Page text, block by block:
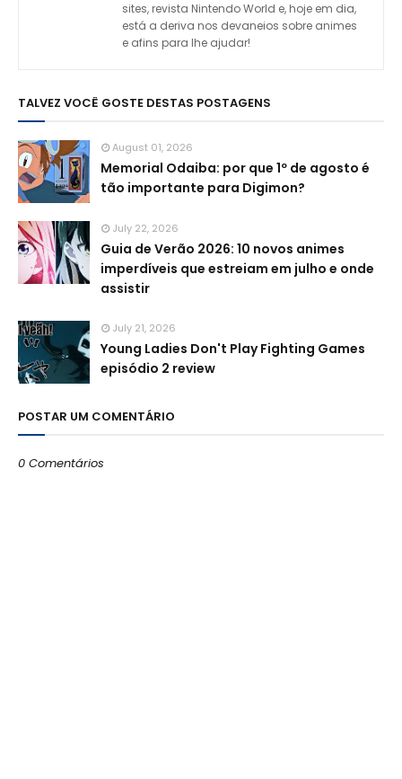
sites, revista Nintendo World e, hoje em dia,
está a deriva nos devaneios sobre animes
e afins para lhe ajudar!
TALVEZ VOCÊ GOSTE DESTAS POSTAGENS
August 01, 2026
Memorial Odaiba: por que 1º de agosto é
tão importante para Digimon?
July 22, 2026
Guia de Verão 2026: 10 novos animes
imperdíveis que estreiam em julho e onde
assistir
July 21, 2026
Young Ladies Don't Play Fighting Games
episódio 2 review
POSTAR UM COMENTÁRIO
0 Comentários